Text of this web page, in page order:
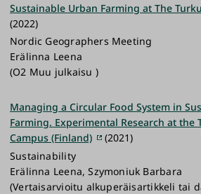
Sustainable Urban Farming at The
(2022)
Nordic Geographers Meeting
Erälinna Leena
(O2 Muu julkaisu )
Managing a Circular Food System in
Farming. Experimental Research at the
Campus (Finland)
(2021)
Sustainability
Erälinna Leena, Szymoniuk Barbara
(Vertaisarvioitu alkuperäisartikkeli tai